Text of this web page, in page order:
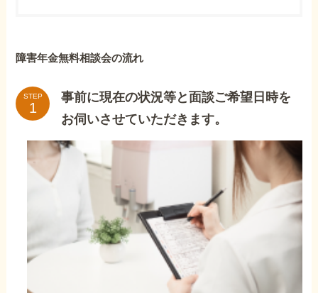
障害年金無料相談会の流れ
STEP
事前に現在の状況等と面談ご希望日時を
お伺いさせていただきます。